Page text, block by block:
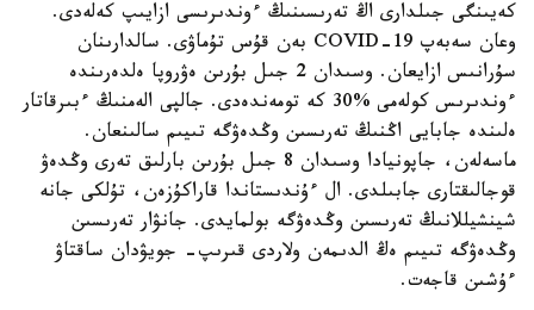
كەيىنگى جىلدارى اڭ تەرىسىنىڭ ءوندىرىسى ازايىپ كەلەدى.
وعان سەبەپ COVID-19 بەن قۇس تۇماۋى. سالدارىنان
سۇرانىس ازايعان. وسىدان 2 جىل بۇرىن ەۋروپا ەلدەرىندە
ءوندىرىس كولەمى %30 كە تومەندەدى. جالپى الەمنىڭ ءبىرقاتار
ەلىندە جابايى اڭنىڭ تەرىسىن وڭدەۋگە تىيىم سالىنعان.
ماسەلەن، جاپونيادا وسىدان 8 جىل بۇرىن بارلىق تەرى وڭدەۋ
قوجالىقتارى جابىلدى. ال ءۇندىستاندا قاراكۇزەن، تۇلكى جانە
شينشيللانىڭ تەرىسىن وڭدەۋگە بولمايدى. جانۋار تەرىسىن
وڭدەۋگە تىيىم ەڭ الدىمەن ولاردى قىرىپ- جويۋدان ساقتاۋ
ءۇشىن قاجەت.